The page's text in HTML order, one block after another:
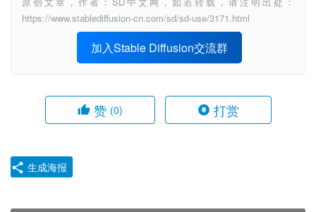
https://www.stablediffusion-cn.com/sd/sd-use/3171.html
加入Stable Diffusion交流群
赞 (0) 打赏
生成海报